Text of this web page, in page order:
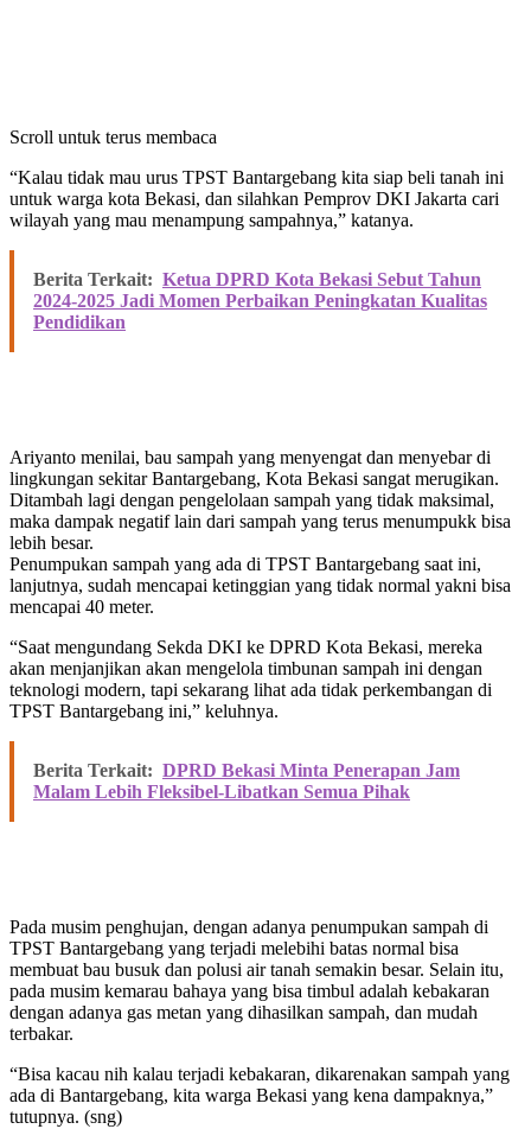
Scroll untuk terus membaca
“Kalau tidak mau urus TPST Bantargebang kita siap beli tanah ini
untuk warga kota Bekasi, dan silahkan Pemprov DKI Jakarta cari
wilayah yang mau menampung sampahnya,” katanya.
Berita Terkait: Ketua DPRD Kota Bekasi Sebut Tahun
2024-2025 Jadi Momen Perbaikan Peningkatan Kualitas
Pendidikan
Ariyanto menilai, bau sampah yang menyengat dan menyebar di
lingkungan sekitar Bantargebang, Kota Bekasi sangat merugikan.
Ditambah lagi dengan pengelolaan sampah yang tidak maksimal,
maka dampak negatif lain dari sampah yang terus menumpukk bisa
lebih besar.
Penumpukan sampah yang ada di TPST Bantargebang saat ini,
lanjutnya, sudah mencapai ketinggian yang tidak normal yakni bisa
mencapai 40 meter.
“Saat mengundang Sekda DKI ke DPRD Kota Bekasi, mereka
akan menjanjikan akan mengelola timbunan sampah ini dengan
teknologi modern, tapi sekarang lihat ada tidak perkembangan di
TPST Bantargebang ini,” keluhnya.
Berita Terkait: DPRD Bekasi Minta Penerapan Jam
Malam Lebih Fleksibel-Libatkan Semua Pihak
Pada musim penghujan, dengan adanya penumpukan sampah di
TPST Bantargebang yang terjadi melebihi batas normal bisa
membuat bau busuk dan polusi air tanah semakin besar. Selain itu,
pada musim kemarau bahaya yang bisa timbul adalah kebakaran
dengan adanya gas metan yang dihasilkan sampah, dan mudah
terbakar.
“Bisa kacau nih kalau terjadi kebakaran, dikarenakan sampah yang
ada di Bantargebang, kita warga Bekasi yang kena dampaknya,”
tutupnya. (sng)